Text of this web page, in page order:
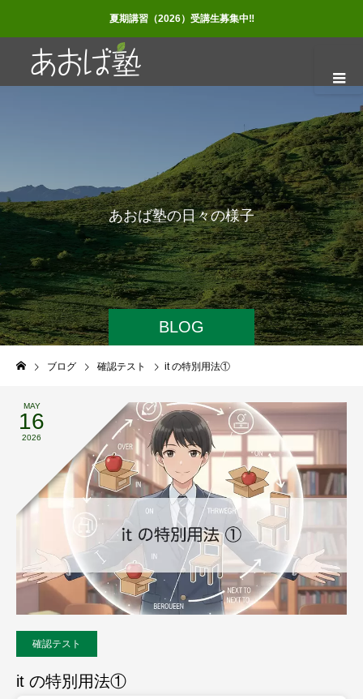
夏期講習（2026）受講生募集中‼
BLOG
あおば塾の日々の様子
ブログ 確認テスト it の特別用法①
MAY
16
2026
確認テスト
it の特別用法①